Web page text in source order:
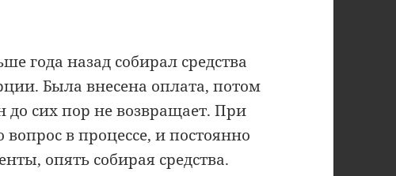
года назад собирал средства
Была внесена оплата, потом
до сих пор не возвращает. При
в процессе, и постоянно
опять собирая средства.